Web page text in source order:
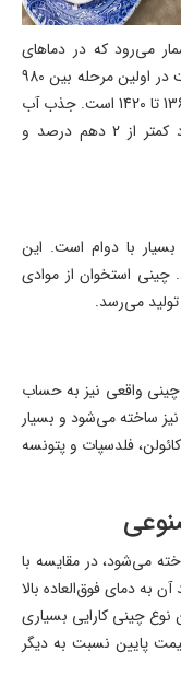
می‌رود که در دماهای
متفاوت پخته می‌شود؛ دمای پخت پرسلان سخت در اولین مرحله بین 980
تا 1000 و در مرحله دوم (دمای کوره لعاب) بین 1360 تا 1420 است. جذب آب
در پرسلان سخت بسیار کم و چیزی در حدود کمتر از 2 دهم درصد و
با دوام است. این
استخوان از موادی
می‌رسد.
واقعی نیز به حساب
ساخته می‌شود و بسیار
فلدسپات و پتونسه
می‌شود، در مقایسه با
به دمای فوق‌العاده بالا
نوع چینی کارایی بسیاری
پایین نسبت به دیگر